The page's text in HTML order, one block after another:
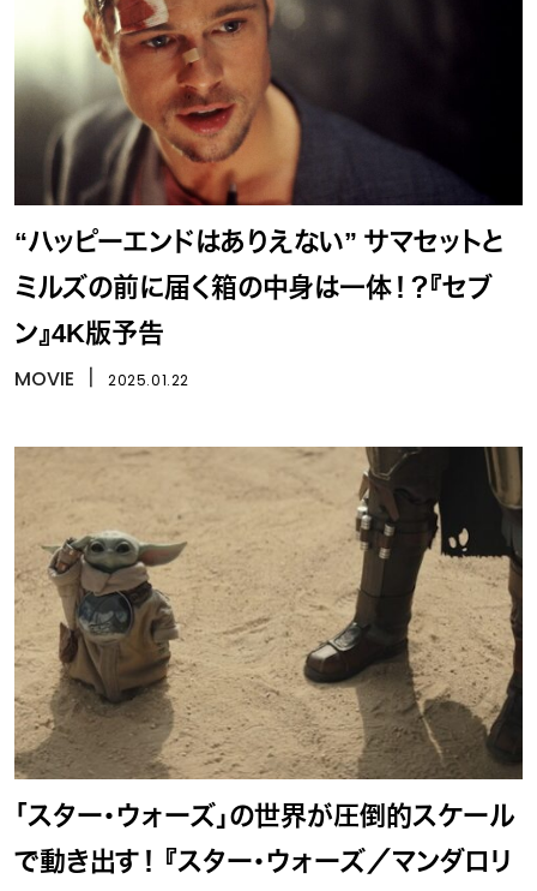
“ハッピーエンドはありえない” サマセットと
ミルズの前に届く箱の中身は一体！？『セブ
ン』4K版予告
MOVIE 2025.01.22
「スター・ウォーズ」の世界が圧倒的スケール
で動き出す！ 『スター・ウォーズ／マンダロリ